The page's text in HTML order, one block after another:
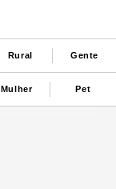
Rural Gente
Mulher Pet